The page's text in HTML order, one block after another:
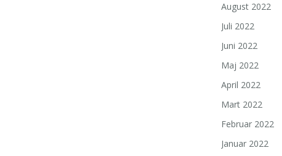
August 2022
Juli 2022
Juni 2022
Maj 2022
April 2022
Mart 2022
Februar 2022
Januar 2022